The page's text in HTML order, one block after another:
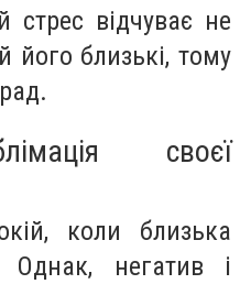
стрес відчуває не
його близькі, тому
своєї
коли близька
негатив і